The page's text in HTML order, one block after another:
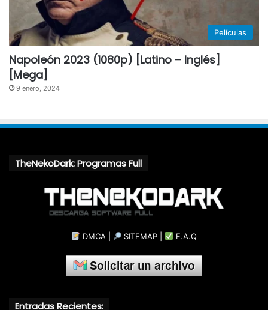
Películas
Napoleón 2023 (1080p) [Latino – Inglés]
[Mega]
9 enero, 2024
TheNekoDark: Programas Full
DMCA SITEMAP F.A.Q
Entradas Recientes: